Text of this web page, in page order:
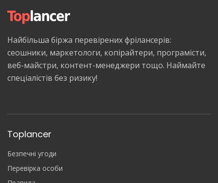
Найбільша біржа перевірених фрілансерів:
сеошники, маркетологи, копірайтери, програмісти,
веб-майстри, контент-менеджери тощо. Наймайте
спеціалістів без ризику!
Toplancer
Безпечні угоди
Перевірка особи